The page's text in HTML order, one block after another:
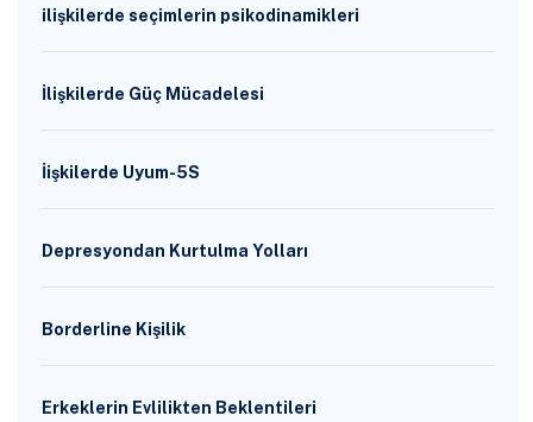
ilişkilerde seçimlerin psikodinamikleri
İlişkilerde Güç Mücadelesi
İişkilerde Uyum-5S
Depresyondan Kurtulma Yolları
Borderline Kişilik
Erkeklerin Evlilikten Beklentileri